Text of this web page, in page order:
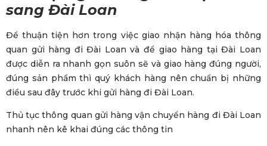
sang Đài Loan
Để thuận tiện hơn trong việc giao nhận hàng hóa thông
quan gửi hàng đi Đài Loan và để giao hàng tại Đài Loan
được diễn ra nhanh gọn suôn sẽ và giao hàng đúng người,
đúng sản phẩm thì quý khách hàng nên chuẩn bị những
điều sau đây trước khi gửi hàng đi Đài Loan.
Thủ tục thông quan gửi hàng vận chuyển hàng đi Đài Loan
nhanh nên kê khai đúng các thông tin